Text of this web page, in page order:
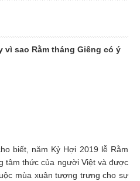
vì sao Rằm tháng Giêng có ý
biết, năm Kỷ Hợi 2019 lễ Rằm
tâm thức của người Việt và được
mùa xuân tượng trưng cho sự